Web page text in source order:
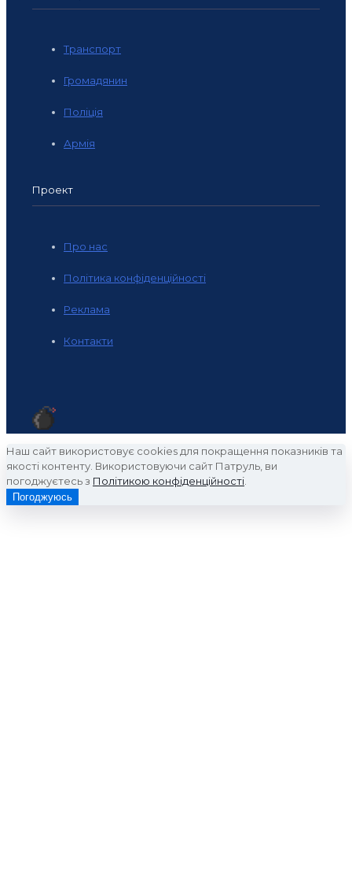
Транспорт
Громадянин
Поліція
Армія
Проект
Про нас
Політика конфіденційності
Реклама
Контакти
Наш сайт використовує cookies для покращення показників та
якості контенту. Використовуючи сайт Патруль, ви
погоджуєтесь з Політикою конфіденційності
Погоджуюсь